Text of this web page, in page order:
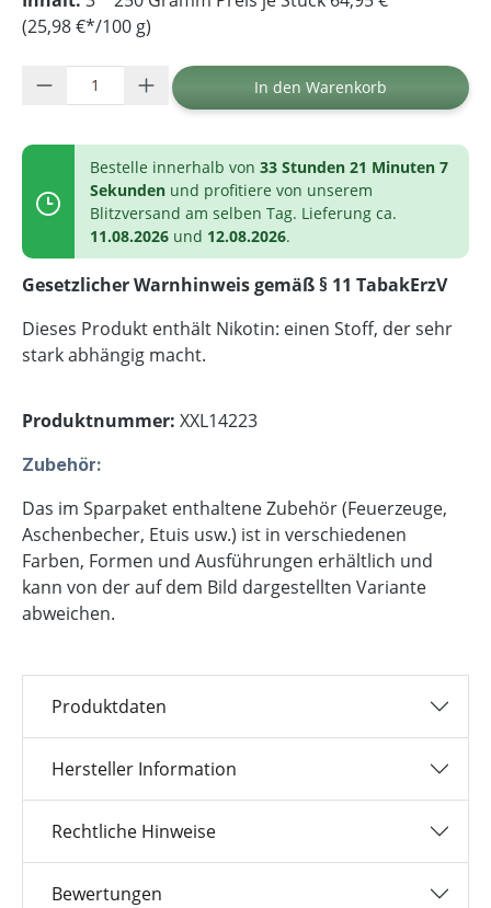
(25,98 €*/100 g)
Produkt Anzahl: Gib den gewünschten
In den Warenkorb
Bestelle innerhalb von 33 Stunden 21 Minuten 7
Sekunden und profitiere von unserem
Blitzversand am selben Tag. Lieferung ca.
11.08.2026 und 12.08.2026.
Gesetzlicher Warnhinweis gemäß § 11 TabakErzV
Dieses Produkt enthält Nikotin: einen Stoff, der sehr
stark abhängig macht.
Produktnummer: XXL14223
Zubehör:
Das im Sparpaket enthaltene Zubehör (Feuerzeuge,
Aschenbecher, Etuis usw.) ist in verschiedenen
Farben, Formen und Ausführungen erhältlich und
kann von der auf dem Bild dargestellten Variante
abweichen.
Produktdaten
Hersteller Information
Rechtliche Hinweise
Bewertungen